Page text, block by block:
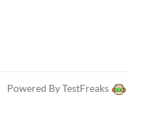
Powered By TestFreaks